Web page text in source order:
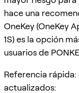
hace una
OneKey (OneKey
1S) es la opción
usuarios de
Referencia
actualizados: